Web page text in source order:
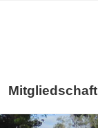
Mitgliedschaft